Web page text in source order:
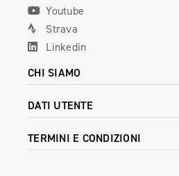
Youtube
Strava
Linkedin
CHI SIAMO
DATI UTENTE
TERMINI E CONDIZIONI